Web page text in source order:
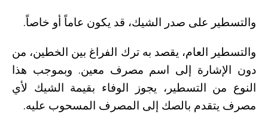
والتسطير على صدر الشيك، قد يكون عاماً أو خاصاً.
والتسطير العام، يقصد به ترك الفراغ بين الخطين، من
دون الإشارة إلى اسم مصرف معين. وبموجب هذا
النوع من التسطير، يجوز الوفاء بقيمة الشيك لأي
مصرف يتقدم بالصك إلى المصرف المسحوب عليه.